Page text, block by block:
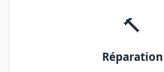
🔨
Réparation